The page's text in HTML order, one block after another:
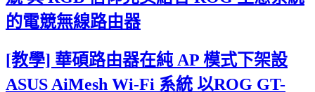
的電競無線路由器
[教學] 華碩路由器在純 AP 模式下架設
ASUS AiMesh Wi-Fi 系統 以ROG GT-